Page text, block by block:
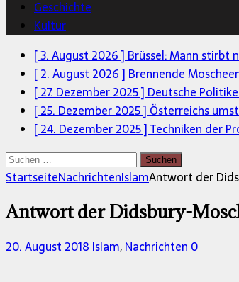
Geschichte
Kultur
[ 3. August 2026 ] Brüssel: Mann stirbt
[ 2. August 2026 ] Brennende
[ 27. Dezember 2025 ] Deutsche
[ 25. Dezember 2025 ] Österreichs
[ 24. Dezember 2025 ]Techniken der
Suchen
nach:
StartseiteNachrichtenIslamAntwort der
Antwort der Didsbury-
20. August 2018Islam,Nachrichten0